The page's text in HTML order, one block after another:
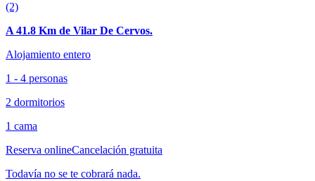
(2)
A 41.8 Km de Vilar De Cervos.
Alojamiento entero
1 - 4 personas
2 dormitorios
1 cama
Reserva onlineCancelación gratuita
Todavía no se te cobrará nada.